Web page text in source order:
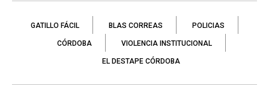
GATILLO FÁCIL BLAS CORREAS POLICIAS
CÓRDOBA VIOLENCIA INSTITUCIONAL
EL DESTAPE CÓRDOBA